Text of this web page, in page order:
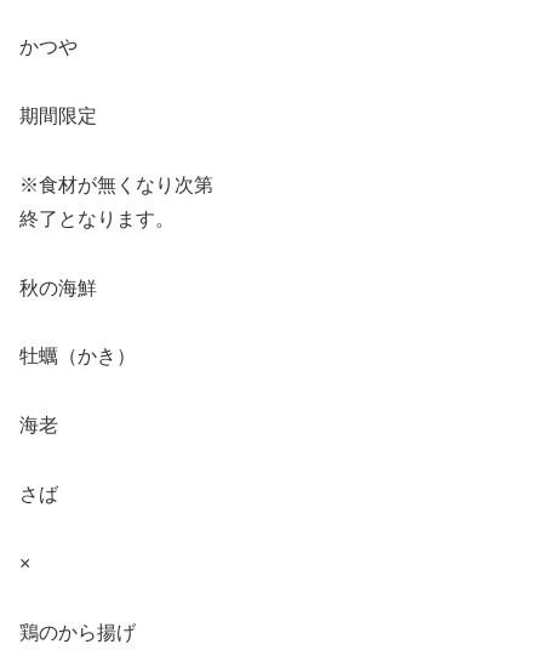
かつや
期間限定
※食材が無くなり次第
終了となります。
秋の海鮮
牡蠣（かき）
海老
さば
×
鶏のから揚げ